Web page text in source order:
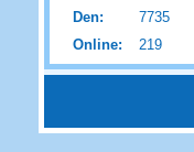
Online: 219
Den:
7735